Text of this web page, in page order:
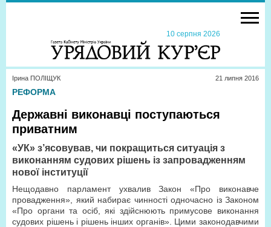
10 серпня 2026
Ірина ПОЛІЩУК 21 липня 2016
РЕФОРМА
Державні виконавці поступаються
приватним
«УК» з’ясовував, чи покращиться ситуація з
виконанням судових рішень із запровадженням
нової інcтитуції
Нещодавно парламент ухвалив Закон «Про виконавче
провадження», який набирає чинності одночасно із Законом
«Про органи та осіб, які здійснюють примусове виконання
судових рішень і рішень інших органів». Цими законодавчими